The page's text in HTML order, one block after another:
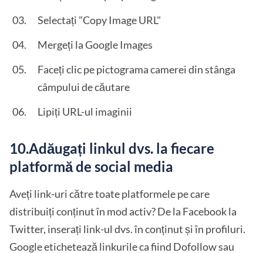
Selectați "Copy Image URL"
Mergeți la Google Images
Faceți clic pe pictograma camerei din stânga
câmpului de căutare
Lipiți URL-ul imaginii
10.Adăugați linkul dvs. la fiecare
platformă de social media
Aveți link-uri către toate platformele pe care
distribuiți conținut în mod activ? De la Facebook la
Twitter, inserați link-ul dvs. în conținut și în profiluri.
Google etichetează linkurile ca fiind Dofollow sau